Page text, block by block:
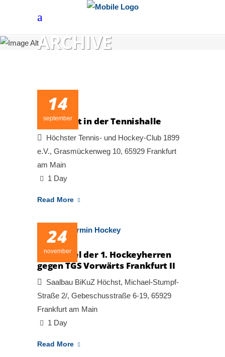
ARCHIVE
14
september
Kinonacht in der Tennishalle
Höchster Tennis- und Hockey-Club 1899
e.V., Grasmückenweg 10, 65929 Frankfurt
am Main
1 Day
Read More
24
november
Heimspiel der 1. Hockeyherren
gegen TGS Vorwärts Frankfurt II
Saalbau BiKuZ Höchst, Michael-Stumpf-
Straße 2/, Gebeschusstraße 6-19, 65929
Frankfurt am Main
1 Day
Read More